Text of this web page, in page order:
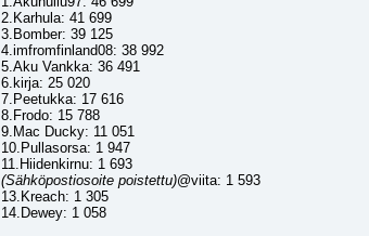
2.Karhula: 41 699
3.Bomber: 39 125
4.imfromfinland08: 38 992
5.Aku Vankka: 36 491
6.kirja: 25 020
7.Peetukka: 17 616
8.Frodo: 15 788
9.Mac Ducky: 11 051
10.Pullasorsa: 1 947
11.Hiidenkirnu: 1 693
(Sähköpostiosoite poistettu)@viita: 1 593
13.Kreach: 1 305
14.Dewey: 1 058